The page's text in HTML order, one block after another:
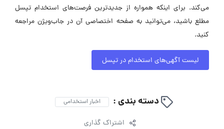
می‌کند. برای اینکه همواره از جدیدترین فرصت‌های استخدام تپسل
مطلع باشید، می‌توانید به صفحه اختصاصی آن در جاب‌ویژن مراجعه
کنید.
لیست آگهی‌های استخدام در تپسل
دسته بندی : اخبار استخدامی
اشتراک گذاری